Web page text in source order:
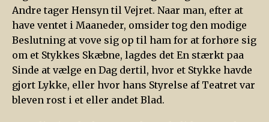
Andre tager Hensyn til Vejret. Naar man, efter at
have ventet i Maaneder, omsider tog den modige
Beslutning at vove sig op til ham for at forhøre sig
om et Stykkes Skæbne, lagdes det En stærkt paa
Sinde at vælge en Dag dertil, hvor et Stykke havde
gjort Lykke, eller hvor hans Styrelse af Teatret var
bleven rost i et eller andet Blad.